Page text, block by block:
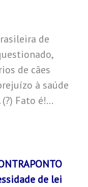
de
de cães
à saúde
Fato é!…
de lei